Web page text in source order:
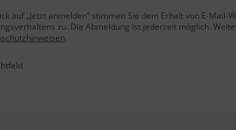
auf „Jetzt anmelden“ stimmen Sie dem Erhalt von E-Mail-
zu. Die Abmeldung ist jederzeit möglich.
.